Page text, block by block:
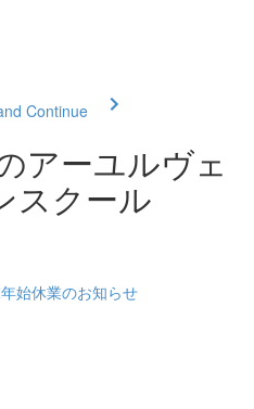
Continue
アーユルヴェ
スクール
始休業のお知らせ